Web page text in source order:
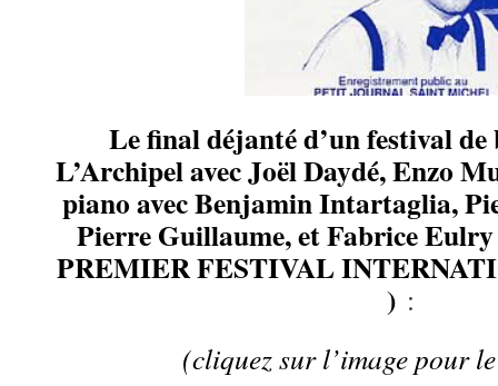
Le final déjanté d’un festival de
L’Archipel avec Joël Daydé, Enzo
piano avec Benjamin Intartaglia,
Pierre Guillaume, et Fabrice
PREMIER FESTIVAL
) :
(cliquez sur l’image pour